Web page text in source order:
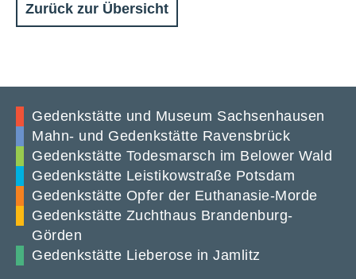
Zurück zur Übersicht
Gedenkstätte und Museum Sachsenhausen
Mahn- und Gedenkstätte Ravensbrück
Gedenkstätte Todesmarsch im Belower Wald
Gedenkstätte Leistikowstraße Potsdam
Gedenkstätte Opfer der Euthanasie-Morde
Gedenkstätte Zuchthaus Brandenburg-
Görden
Gedenkstätte Lieberose in Jamlitz